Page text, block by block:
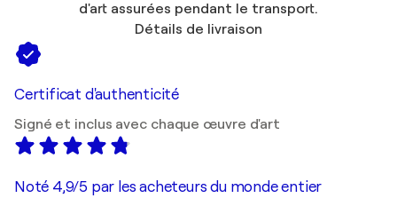
d'art assurées pendant le transport.
Détails de livraison
Certificat d'authenticité
Signé et inclus avec chaque œuvre d'art
Noté 4,9/5 par les acheteurs du monde entier